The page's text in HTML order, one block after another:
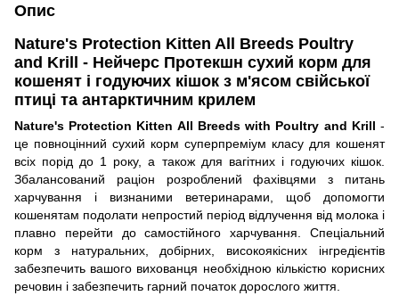
Опис
Nature's Protection Kitten All Breeds Poultry
and Krill - Нейчерс Протекшн сухий корм для
кошенят і годуючих кішок з м'ясом свійської
птиці та антарктичним крилем
Nature's Protection Kitten All Breeds with Poultry and Krill -
це повноцінний сухий корм суперпреміум класу для кошенят
всіх порід до 1 року, а також для вагітних і годуючих кішок.
Збалансований раціон розроблений фахівцями з питань
харчування і визнаними ветеринарами, щоб допомогти
кошенятам подолати непростий період відлучення від молока і
плавно перейти до самостійного харчування. Спеціальний
корм з натуральних, добірних, високоякісних інгредієнтів
забезпечить вашого вихованця необхідною кількістю корисних
речовин і забезпечить гарний початок дорослого життя.